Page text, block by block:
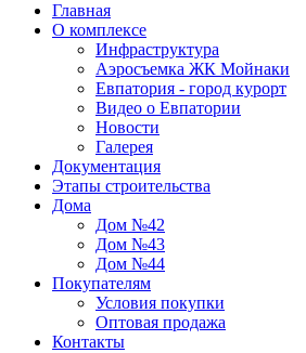
Главная
О комплексе
Инфраструктура
Аэросъемка ЖК Мойнаки
Евпатория - город курорт
Видео о Евпатории
Новости
Галерея
Документация
Этапы строительства
Дома
Дом №42
Дом №43
Дом №44
Покупателям
Условия покупки
Оптовая продажа
Контакты